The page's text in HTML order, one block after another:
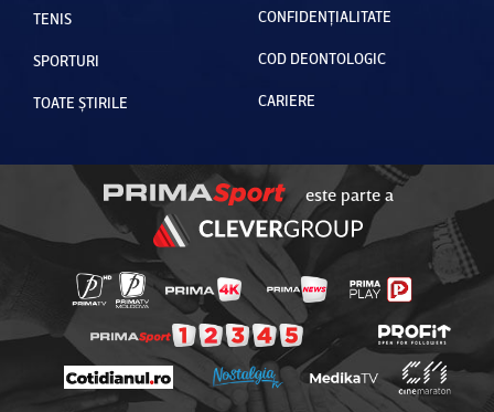
TENIS
SPORTURI
TOATE ȘTIRILE
CONFIDENȚIALITATE
COD DEONTOLOGIC
CARIERE
este parte a